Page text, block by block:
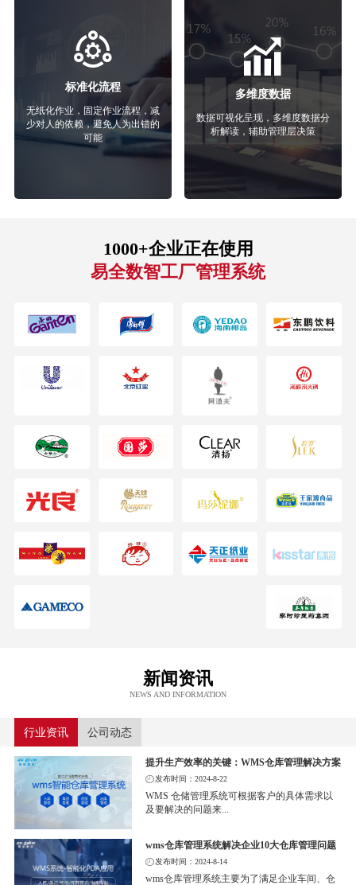
标准化流程
无纸化作业，固定作业流程，减
少对人的依赖，避免人为出错的
可能
多维度数据
数据可视化呈现，多维度数据分
析解读，辅助管理层决策
1000+企业正在使用
易全数智工厂管理系统
新闻资讯
NEWS AND INFORMATION
行业资讯 公司动态
提升生产效率的关键：WMS仓库管理解决方案
发布时间：2024-8-22
WMS 仓储管理系统可根据客户的具体需求以
及要解决的问题来...
wms仓库管理系统解决企业10大仓库管理问题
发布时间：2024-8-14
wms仓库管理系统主要为了满足企业车间、仓